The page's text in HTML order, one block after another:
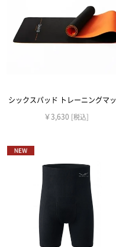
シックスパッド トレーニングマ
￥3,630 [税込]